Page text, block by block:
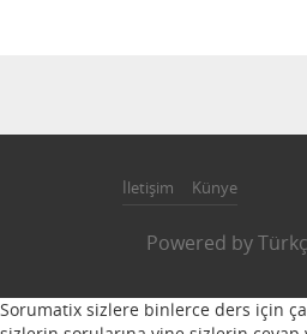
İletişim Künye
Powered by
Sorumatix sizlere binlerce ders için